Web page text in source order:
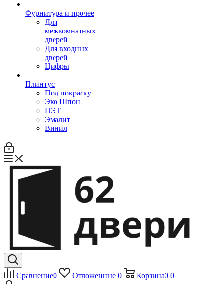
Фурнитура и прочее
Для
межкомнатных
дверей
Для входных
дверей
Цифры
Плинтус
Под покраску
Эко Шпон
ПЭТ
Эмалит
Винил
Сравнение0 Отложенные 0 Корзина0 0